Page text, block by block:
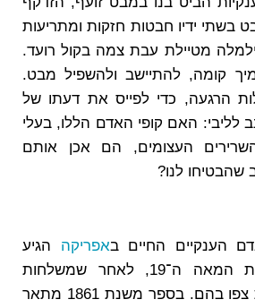
בשתי ידיו חבטות חזקות ומתריעות
מטיילת עבת צמה בקול רועד.
קומה, להתיישב ולהשפיל מבט.
הרגעה, כדי לפייס את דעתו של
האם קופי האדם הללו, בעלי
העצומים, הם אכן אותם
שהבטיחו לנו?
הענקיים החיים באפריקה הגיע
לאירופה רק במחצית המאה ה־19, לאחר שמשלחות
מחקר שהגיעו ליבשת צפו בהם. בספר משנת 1861 מתאר